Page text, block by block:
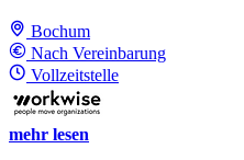
Bochum
Nach Vereinbarung
Vollzeitstelle
mehr lesen